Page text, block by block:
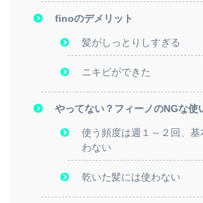
finoのデメリット
髪がしっとりしすぎる
ニキビができた
やってない？フィーノのNGな使
使う頻度は週１～２回、
わない
乾いた髪には使わない